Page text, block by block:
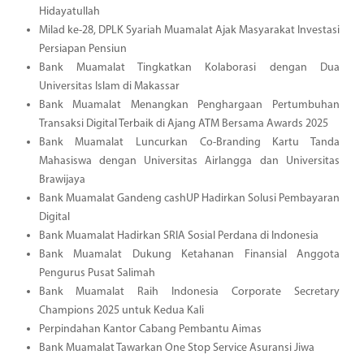
Hidayatullah
Milad ke-28, DPLK Syariah Muamalat Ajak Masyarakat Investasi
Persiapan Pensiun
Bank Muamalat Tingkatkan Kolaborasi dengan Dua
Universitas Islam di Makassar
Bank Muamalat Menangkan Penghargaan Pertumbuhan
Transaksi Digital Terbaik di Ajang ATM Bersama Awards 2025
Bank Muamalat Luncurkan Co-Branding Kartu Tanda
Mahasiswa dengan Universitas Airlangga dan Universitas
Brawijaya
Bank Muamalat Gandeng cashUP Hadirkan Solusi Pembayaran
Digital
Bank Muamalat Hadirkan SRIA Sosial Perdana di Indonesia
Bank Muamalat Dukung Ketahanan Finansial Anggota
Pengurus Pusat Salimah
Bank Muamalat Raih Indonesia Corporate Secretary
Champions 2025 untuk Kedua Kali
Perpindahan Kantor Cabang Pembantu Aimas
Bank Muamalat Tawarkan One Stop Service Asuransi Jiwa